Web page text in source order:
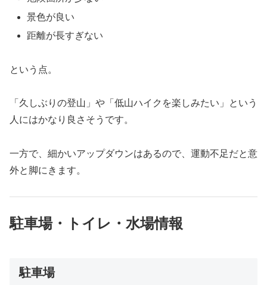
景色が良い
距離が長すぎない
という点。
「久しぶりの登山」や「低山ハイクを楽しみたい」という
人にはかなり良さそうです。
一方で、細かいアップダウンはあるので、運動不足だと意
外と脚にきます。
駐車場・トイレ・水場情報
駐車場